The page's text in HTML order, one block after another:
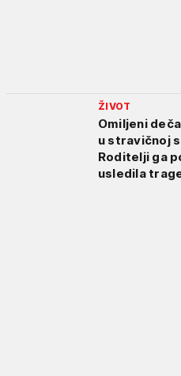
ŽIVOT
Omiljeni
u stravičnoj
Roditelji ga
usledila